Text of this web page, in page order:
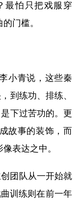
怕只把戏服穿
门槛。
小青说，这些秦
到练功、排练、
下过苦功的。更
故事的装饰，而
表达之中。
团队从一开始就
训练则在前一年